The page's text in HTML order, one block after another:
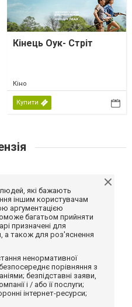
Кінець Оук- Стріт
Кіно
Купити
людей, які бажають
іншим користувачам
аргументацією
багатьом прийняти
призначені для
а також для роз'яснення
ненормативної
порівняння з
безпідставні заяви,
і / або її послуги;
інтернет-ресурси;